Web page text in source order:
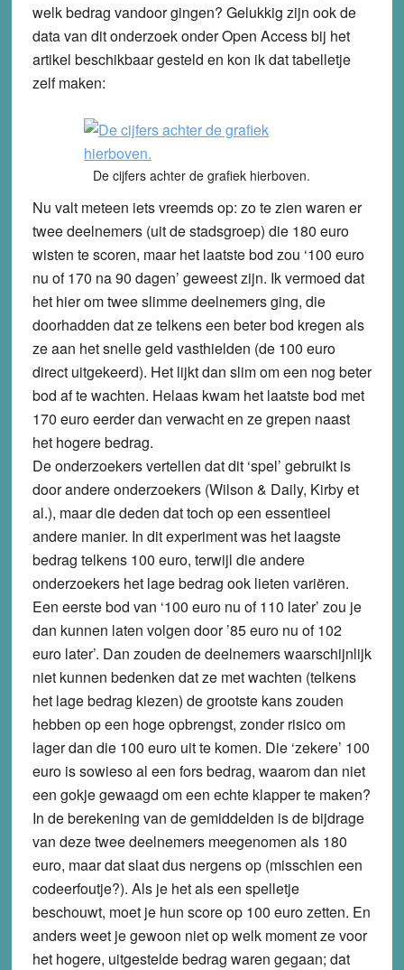
welk bedrag vandoor gingen? Gelukkig zijn ook de
data van dit onderzoek onder Open Access bij het
artikel beschikbaar gesteld en kon ik dat tabelletje
zelf maken:
De cijfers achter de grafiek hierboven.
Nu valt meteen iets vreemds op: zo te zien waren er
twee deelnemers (uit de stadsgroep) die 180 euro
wisten te scoren, maar het laatste bod zou ‘100 euro
nu of 170 na 90 dagen’ geweest zijn. Ik vermoed dat
het hier om twee slimme deelnemers ging, die
doorhadden dat ze telkens een beter bod kregen als
ze aan het snelle geld vasthielden (de 100 euro
direct uitgekeerd). Het lijkt dan slim om een nog beter
bod af te wachten. Helaas kwam het laatste bod met
170 euro eerder dan verwacht en ze grepen naast
het hogere bedrag.
De onderzoekers vertellen dat dit ‘spel’ gebruikt is
door andere onderzoekers (Wilson & Daily, Kirby et
al.), maar die deden dat toch op een essentieel
andere manier. In dit experiment was het laagste
bedrag telkens 100 euro, terwijl die andere
onderzoekers het lage bedrag ook lieten variëren.
Een eerste bod van ‘100 euro nu of 110 later’ zou je
dan kunnen laten volgen door ’85 euro nu of 102
euro later’. Dan zouden de deelnemers waarschijnlijk
niet kunnen bedenken dat ze met wachten (telkens
het lage bedrag kiezen) de grootste kans zouden
hebben op een hoge opbrengst, zonder risico om
lager dan die 100 euro uit te komen. Die ‘zekere’ 100
euro is sowieso al een fors bedrag, waarom dan niet
een gokje gewaagd om een echte klapper te maken?
In de berekening van de gemiddelden is de bijdrage
van deze twee deelnemers meegenomen als 180
euro, maar dat slaat dus nergens op (misschien een
codeerfoutje?). Als je het als een spelletje
beschouwt, moet je hun score op 100 euro zetten. En
anders weet je gewoon niet op welk moment ze voor
het hogere, uitgestelde bedrag waren gegaan; dat